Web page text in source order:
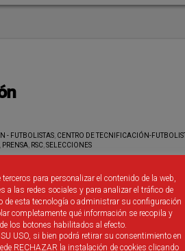
- FUTBOLISTAS CENTRO DE TECNIFICACIÓN-
PRENSA RSC SELECCIONES
de Castilla y León aprovecharon
en la concentración del recientemente
Campeonato de España para visitar la
de ancianos DomusVI en Arroyo de la
(Valladolid) Y, ¿qué acabaron
para personalizar el contenido de la web,
a las redes sociales y para analizar el tráfico de
de esta tecnología o administrar su configuración
completamente qué información se recopila y
los botones habilitados al efecto.
USO, si bien podrá retirar su consentimiento en
RECHAZAR la instalación de cookies clicando